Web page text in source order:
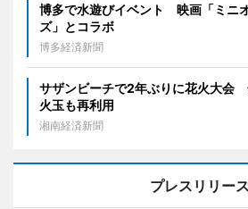
博多で水遊びイベント 映画「ミニ
ズ」とコラボ
博多経済新聞
サザンビーチで2年ぶりに花火大会
火玉も再利用
湘南経済新聞
プレスリリース